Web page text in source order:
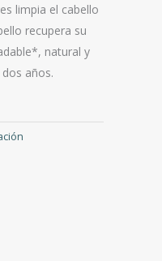
limpia el cabello
recupera su
natural y
años.